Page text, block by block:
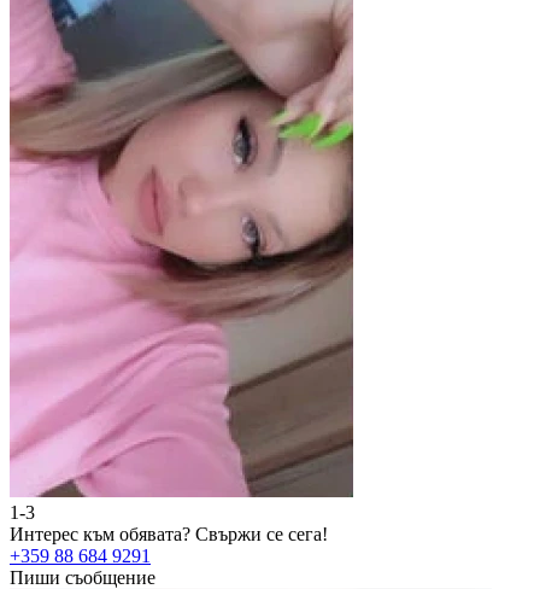
1-3
Интерес към обявата? Свържи се сега!
+359 88 684 9291
Пиши съобщение